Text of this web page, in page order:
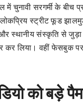
में चुनावी सरगर्मी के बीच
स्ट्रीट फूड
स्थानीय संस्कृति से जुड़ा
कर लिया। वहीं फेसबुक
को बड़े